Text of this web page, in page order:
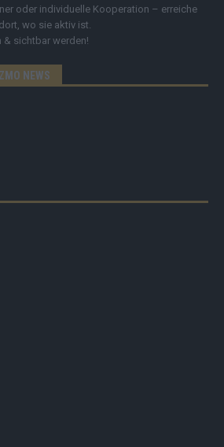
oder individuelle Kooperation – erreiche
wo sie aktiv ist.
sichtbar werden!
NEWS